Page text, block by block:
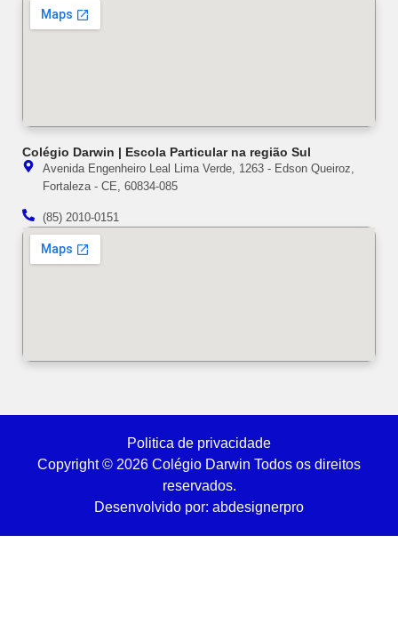
Colégio Darwin | Escola Particular na região Sul
Avenida Engenheiro Leal Lima Verde, 1263 - Edson Queiroz,
Fortaleza - CE, 60834-085
(85) 2010-0151
Politica de privacidade
Copyright © 2026 Colégio Darwin Todos os direitos
reservados.
Desenvolvido por: abdesignerpro